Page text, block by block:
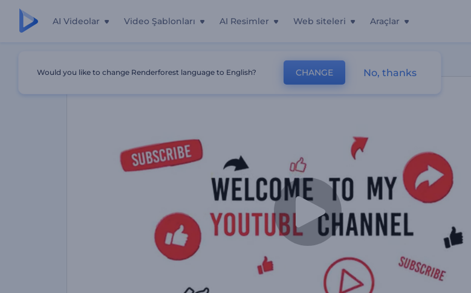
AI Videolar Video Şablonları AI Resimler Web siteleri Araçlar
Would you like to change Renderforest language to English? CHANGE No, thanks